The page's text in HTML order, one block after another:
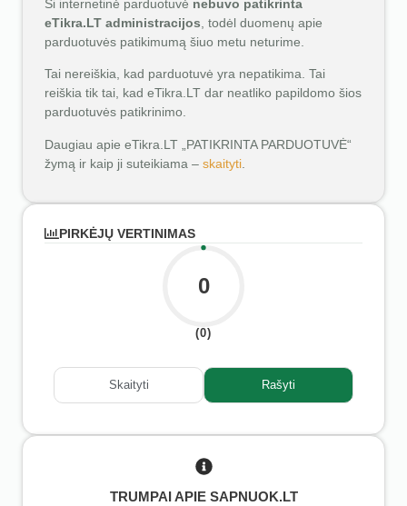
Ši internetinė parduotuvė nebuvo patikrinta
eTikra.LT administracijos , todėl duomenų apie
parduotuvės patikimumą šiuo metu neturime.
Tai nereiškia, kad parduotuvė yra nepatikima. Tai
reiškia tik tai, kad eTikra.LT dar neatliko papildomo šios
parduotuvės patikrinimo.
Daugiau apie eTikra.LT „PATIKRINTA PARDUOTUVĖ“
žymą ir kaip ji suteikiama – skaityti
PIRKĖJŲ VERTINIMAS
0
(0)
Skaityti Rašyti
TRUMPAI APIE SAPNUOK.LT